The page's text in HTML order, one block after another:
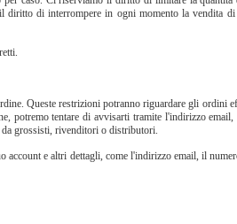
diritto di interrompere in ogni momento la vendita
Queste restrizioni potranno riguardare gli ordini
potremo tentare di avvisarti tramite l'indirizzo
grossisti, rivenditori o distributori.
e altri dettagli, come l'indirizzo email, il